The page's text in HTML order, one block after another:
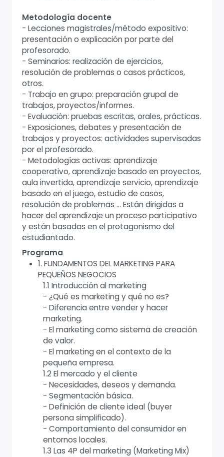
Metodología docente
- Lecciones magistrales/método expositivo:
presentación o explicación por parte del
profesorado.
- Seminarios: realización de ejercicios,
resolución de problemas o casos prácticos,
otros.
- Trabajo en grupo: preparación grupal de
trabajos, proyectos/informes.
- Evaluación: pruebas escritas, orales, prácticas.
- Exposiciones, debates y presentación de
trabajos y proyectos: actividades supervisadas
por el profesorado.
- Metodologías activas: aprendizaje
cooperativo, aprendizaje basado en proyectos,
aula invertida, aprendizaje servicio, aprendizaje
basado en el juego, estudio de casos,
resolución de problemas ... Están dirigidas a
hacer del aprendizaje un proceso participativo
y están basadas en el protagonismo del
estudiantado.
Programa
1. FUNDAMENTOS DEL MARKETING PARA
PEQUEÑOS NEGOCIOS
1.1 Introducción al marketing
- ¿Qué es marketing y qué no es?
- Diferencia entre vender y hacer
marketing.
- El marketing como sistema de creación
de valor.
- El marketing en el contexto de la
pequeña empresa.
1.2 El mercado y el cliente
- Necesidades, deseos y demanda.
- Segmentación básica.
- Definición de cliente ideal (buyer
persona simplificado).
- Comportamiento del consumidor en
entornos locales.
1.3 Las 4P del marketing (Marketing Mix)